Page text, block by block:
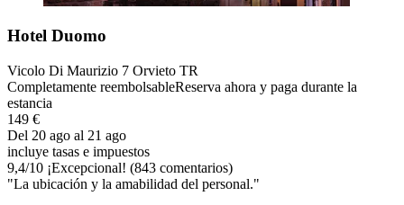
Hotel Duomo
Vicolo Di Maurizio 7 Orvieto TR
Completamente reembolsableReserva ahora y paga durante la
estancia
149 €
Del 20 ago al 21 ago
incluye tasas e impuestos
9,4/10 ¡Excepcional! (843 comentarios)
"La ubicación y la amabilidad del personal."